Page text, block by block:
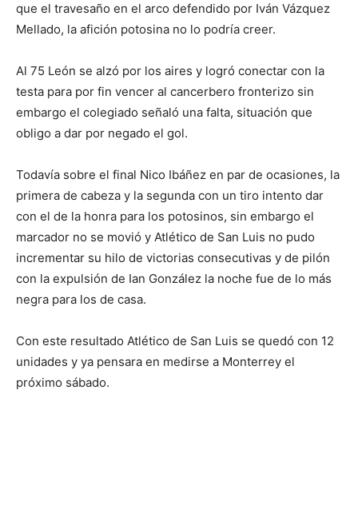
que el travesaño en el arco defendido por Iván Vázquez
Mellado, la afición potosina no lo podría creer.
Al 75 León se alzó por los aires y logró conectar con la
testa para por fin vencer al cancerbero fronterizo sin
embargo el colegiado señaló una falta, situación que
obligo a dar por negado el gol.
Todavía sobre el final Nico Ibáñez en par de ocasiones, la
primera de cabeza y la segunda con un tiro intento dar
con el de la honra para los potosinos, sin embargo el
marcador no se movió y Atlético de San Luis no pudo
incrementar su hilo de victorias consecutivas y de pilón
con la expulsión de Ian González la noche fue de lo más
negra para los de casa.
Con este resultado Atlético de San Luis se quedó con 12
unidades y ya pensara en medirse a Monterrey el
próximo sábado.